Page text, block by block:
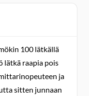
100 lätkällä
lätkä raapia pois
ja
sitten junnaan